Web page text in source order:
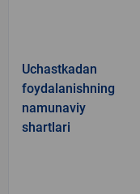
Uchastkadan
foydalanishning
namunaviy
shartlari